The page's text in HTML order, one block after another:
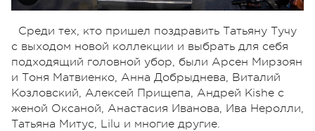
Среди тех, кто пришел поздравить Татьяну Тучу
с выходом новой коллекции и выбрать для себя
подходящий головной убор, были Арсен Мирзоян
и Тоня Матвиенко, Анна Добрыднева, Виталий
Козловский, Алексей Прищепа, Андрей Kishe с
женой Оксаной, Анастасия Иванова, Ива Неролли,
Татьяна Митус, Lilu и многие другие.